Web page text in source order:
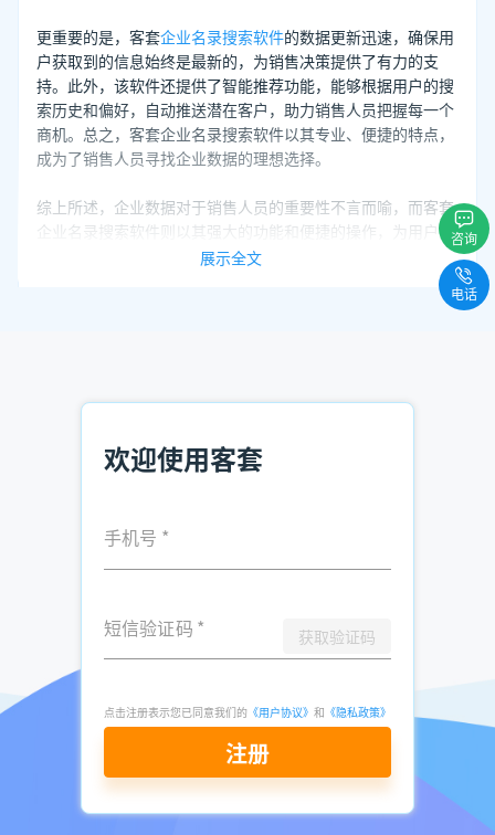
更重要的是，客套企业名录搜索软件的数据更新迅速，确保用
户获取到的信息始终是最新的，为销售决策提供了有力的支
持。此外，该软件还提供了智能推荐功能，能够根据用户的搜
索历史和偏好，自动推送潜在客户，助力销售人员把握每一个
商机。总之，客套企业名录搜索软件以其专业、便捷的特点，
成为了销售人员寻找企业数据的理想选择。
综上所述，企业数据对于销售人员的重要性不言而喻，而客套
企业名录搜索软件则以其强大的功能和便捷的操作，为用户提
供了全面、准确的企业信息查询服务，是销售人员不可或缺的
环保设备销售，如何快速找到客户？
销售如何获取电话资料 企业资料查找
财务公司怎么找客户电话 财务公司获客方式
展示全文
欢迎使用客套
手机号 *
短信验证码 * 获取验证码
点击注册表示您已同意我们的 《用户协议》 和 《隐私政策》
注册
咨询
电话